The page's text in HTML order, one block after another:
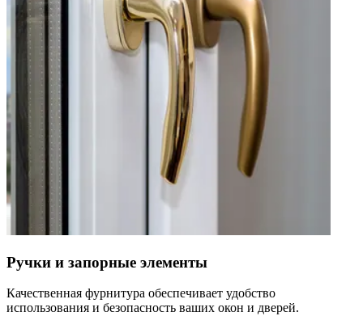
Ручки и запорные элементы
Качественная фурнитура обеспечивает удобство
использования и безопасность ваших окон и дверей.